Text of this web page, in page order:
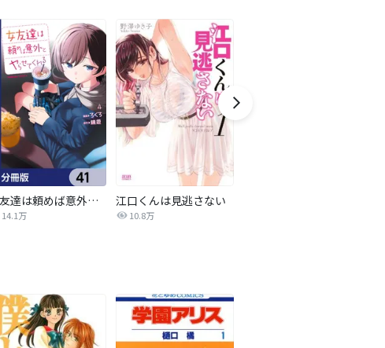
女友達は頼めば意外とヤらせてくれる【分冊版】
14.1万
江口くんは見逃さない
10.8万